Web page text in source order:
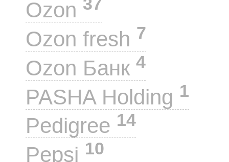
Ozon
Ozon fresh 7
Ozon Банк 4
PASHA Holding 1
Pedigree 14
Pepsi 10